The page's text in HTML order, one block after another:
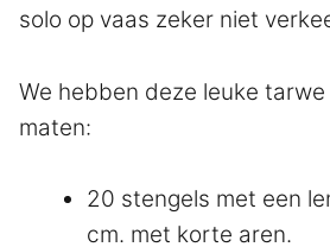
solo op vaas zeker niet
We hebben deze leuke
maten:
20 stengels met een
cm. met korte aren.